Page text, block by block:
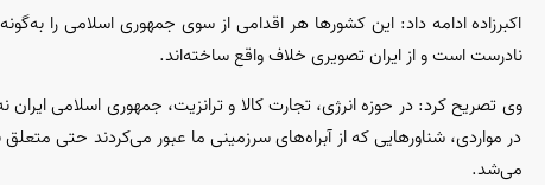
اکبرزاده ادامه داد: این کشور‌ها هر اقدامی از سوی جمهوری اسلامی را
نادرست است و از ایران تصویری خلاف واقع ساخته‌اند.
وی تصریح کرد: در حوزه انرژی، تجارت کالا و ترانزیت، جمهوری اسلامی
در مواردی، شناور‌هایی که از آبراه‌های سرزمینی ما عبور می‌کردند حتی
می‌شد.